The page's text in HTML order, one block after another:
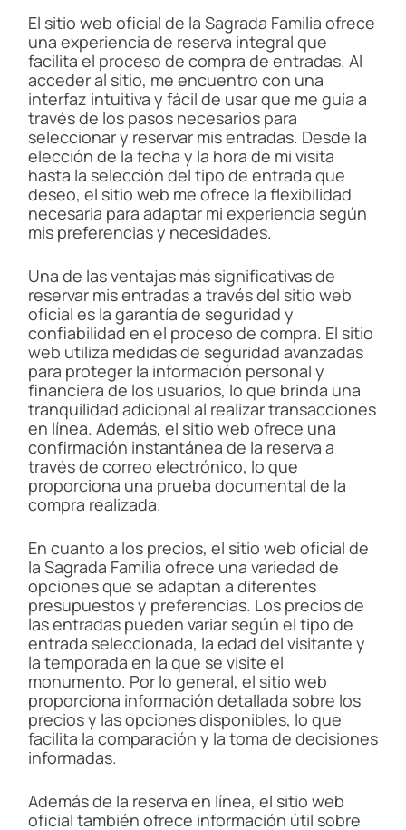
El sitio web oficial de la Sagrada Familia ofrece
una experiencia de reserva integral que
facilita el proceso de compra de entradas. Al
acceder al sitio, me encuentro con una
interfaz intuitiva y fácil de usar que me guía a
través de los pasos necesarios para
seleccionar y reservar mis entradas. Desde la
elección de la fecha y la hora de mi visita
hasta la selección del tipo de entrada que
deseo, el sitio web me ofrece la flexibilidad
necesaria para adaptar mi experiencia según
mis preferencias y necesidades.
Una de las ventajas más significativas de
reservar mis entradas a través del sitio web
oficial es la garantía de seguridad y
confiabilidad en el proceso de compra. El sitio
web utiliza medidas de seguridad avanzadas
para proteger la información personal y
financiera de los usuarios, lo que brinda una
tranquilidad adicional al realizar transacciones
en línea. Además, el sitio web ofrece una
confirmación instantánea de la reserva a
través de correo electrónico, lo que
proporciona una prueba documental de la
compra realizada.
En cuanto a los precios, el sitio web oficial de
la Sagrada Familia ofrece una variedad de
opciones que se adaptan a diferentes
presupuestos y preferencias. Los precios de
las entradas pueden variar según el tipo de
entrada seleccionada, la edad del visitante y
la temporada en la que se visite el
monumento. Por lo general, el sitio web
proporciona información detallada sobre los
precios y las opciones disponibles, lo que
facilita la comparación y la toma de decisiones
informadas.
Además de la reserva en línea, el sitio web
oficial también ofrece información útil sobre